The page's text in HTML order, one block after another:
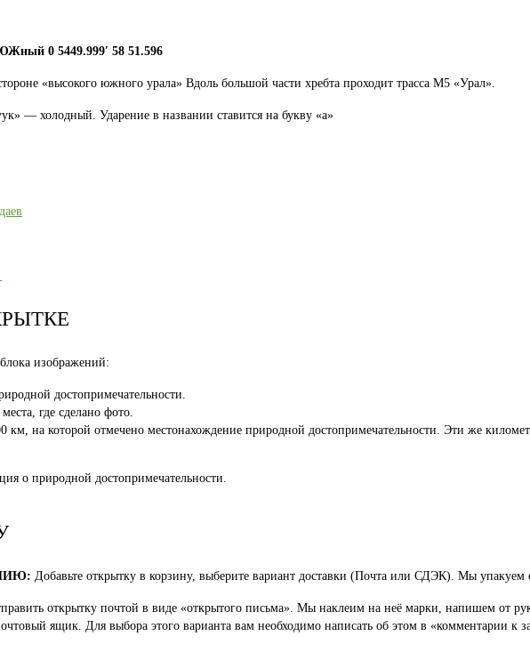
0 5449.999′ 58 51.596
«высокого южного урала» Вдоль большой части хребта проходит трасса М5 «Урал».
— холодный. Ударение в названии ставится на букву «а»
изображений:
достопримечательности.
где сделано фото.
км, на которой отмечено местонахождение природной достопримечательности. Эти же
о природной достопримечательности.
Добавьте открытку в корзину, выберите вариант доставки (Почта или СДЭК). Мы
открытку почтой в виде «открытого письма». Мы наклеим на неё марки, напишем от
ящик. Для выбора этого варианта вам необходимо написать об этом в «комментарии к